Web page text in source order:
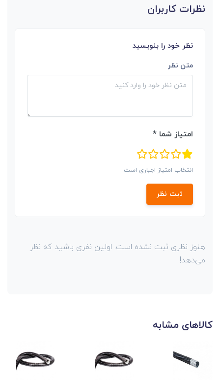
نظرات کاربران
نظر خود را بنویسید
متن نظر
امتیاز شما *
انتخاب امتیاز اجباری است
ثبت نظر
هنوز نظری ثبت نشده است. اولین نفری باشید که نظر
می‌دهد!
کالاهای مشابه